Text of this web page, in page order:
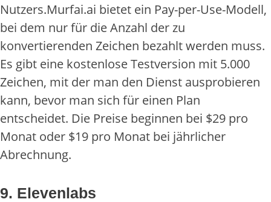
Nutzers.Murfai.ai bietet ein Pay-per-Use-Modell,
bei dem nur für die Anzahl der zu
konvertierenden Zeichen bezahlt werden muss.
Es gibt eine kostenlose Testversion mit 5.000
Zeichen, mit der man den Dienst ausprobieren
kann, bevor man sich für einen Plan
entscheidet. Die Preise beginnen bei $29 pro
Monat oder $19 pro Monat bei jährlicher
Abrechnung.
9. Elevenlabs